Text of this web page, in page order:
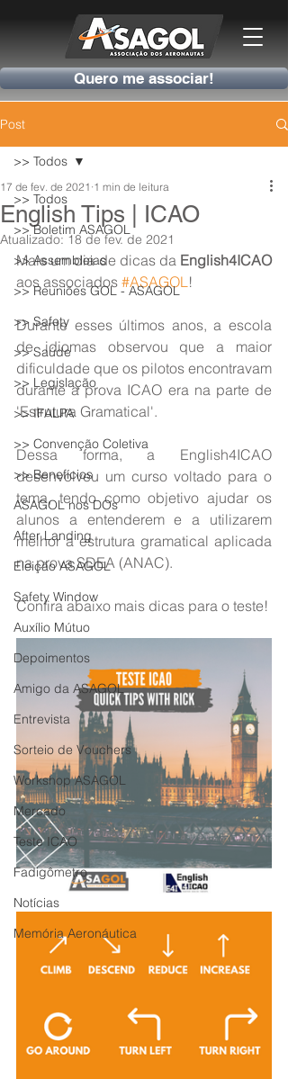
Quero me associar!
Post
>> Todos
>> Boletim ASAGOL
>> Assembleias
>> Reuniões GOL - ASAGOL
>> Safety
>> Saúde
>> Legislação
>> IFALPA
>> Convenção Coletiva
>> Benefícios
ASAGOL nos DOs
After Landing
Eleição ASAGOL
Safety Window
Auxílio Mútuo
Depoimentos
Amigo da ASAGOL
Entrevista
Sorteio de Vouchers
Workshop ASAGOL
Mercado
Teste ICAO
Fadigômetro
Notícias
Memória Aeronáutica
>> Todos
English Tips | ICAO
17 de fev. de 2021 1 min de leitura
Atualizado:18 de fev. de 2021
Mais um dia de dicas da English4ICAO
aos associados #ASAGOL!
Durante esses últimos anos, a escola
de idiomas observou que a maior
dificuldade que os pilotos encontravam
durante a prova ICAO era na parte de
'Estrutura Gramatical'.
Dessa forma, a English4ICAO
desenvolveu um curso voltado para o
tema, tendo como objetivo ajudar os
alunos a entenderem e a utilizarem
melhor a estrutura gramatical aplicada
na prova SDEA (ANAC).
Confira abaixo mais dicas para o teste!